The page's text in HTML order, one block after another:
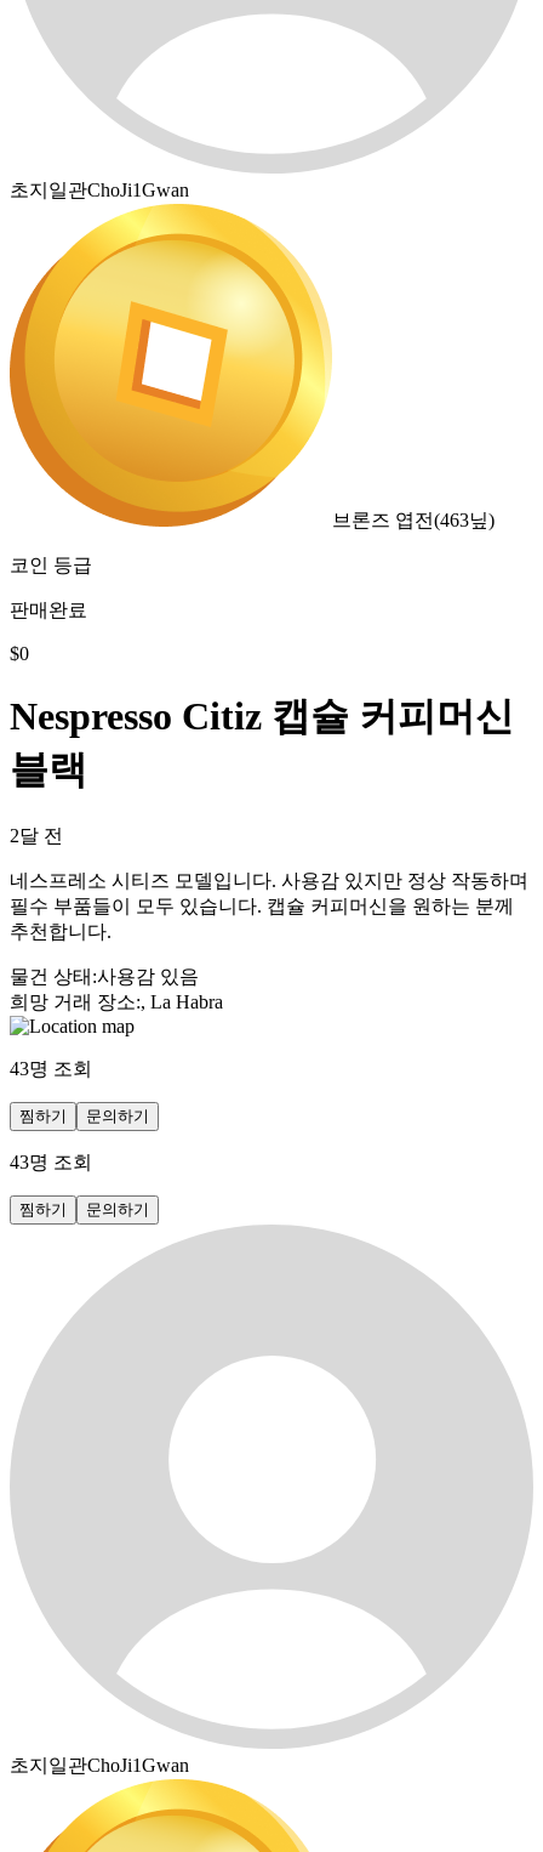
초지일관ChoJi1Gwan
브론즈 엽전(463닢)
코인 등급
판매완료
$0
Nespresso Citiz 캡슐 커피머신
블랙
2달 전
네스프레소 시티즈 모델입니다. 사용감 있지만 정상 작동하며
필수 부품들이 모두 있습니다. 캡슐 커피머신을 원하는 분께
추천합니다.
물건 상태 :사용감 있음
희망 거래 장소:, La Habra
43명 조회
찜하기 문의하기
43명 조회
찜하기 문의하기
초지일관ChoJi1Gwan